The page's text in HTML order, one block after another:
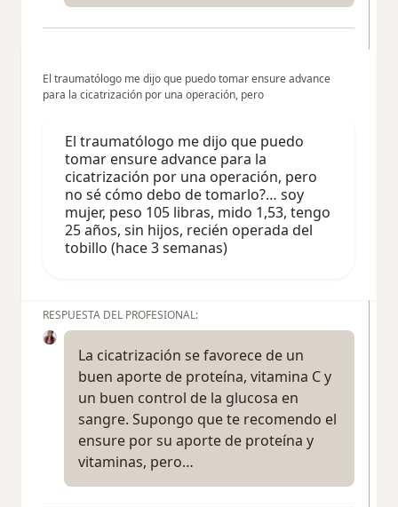
El traumatólogo me dijo que puedo tomar ensure advance
para la cicatrización por una operación, pero
El traumatólogo me dijo que puedo
tomar ensure advance para la
cicatrización por una operación, pero
no sé cómo debo de tomarlo?… soy
mujer, peso 105 libras, mido 1,53, tengo
25 años, sin hijos, recién operada del
tobillo (hace 3 semanas)
RESPUESTA DEL PROFESIONAL:
La cicatrización se favorece de un
buen aporte de proteína, vitamina C y
un buen control de la glucosa en
sangre. Supongo que te recomendo el
ensure por su aporte de proteína y
vitaminas, pero…